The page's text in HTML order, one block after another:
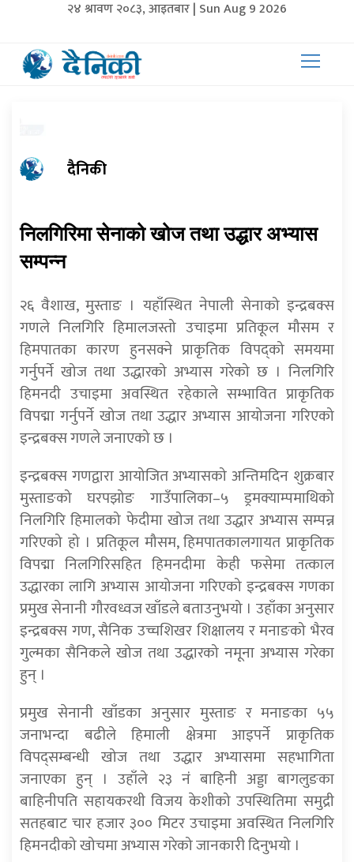
२४ श्रावण २०८३, आइतबार | Sun Aug 9 2026
दैनिकी
निलगिरिमा सेनाको खोज तथा उद्धार अभ्यास
सम्पन्न
२६ वैशाख, मुस्ताङ । यहाँस्थित नेपाली सेनाको इन्द्रबक्स
गणले निलगिरि हिमालजस्तो उचाइमा प्रतिकूल मौसम र
हिमपातका कारण हुनसक्ने प्राकृतिक विपद्को समयमा
गर्नुपर्ने खोज तथा उद्धारको अभ्यास गरेको छ । निलगिरि
हिमनदी उचाइमा अवस्थित रहेकाले सम्भावित प्राकृतिक
विपद्मा गर्नुपर्ने खोज तथा उद्धार अभ्यास आयोजना गरिएको
इन्द्रबक्स गणले जनाएको छ ।
इन्द्रबक्स गणद्वारा आयोजित अभ्यासको अन्तिमदिन शुक्रबार
मुस्ताङको घरपझोङ गाउँपालिका–५ ड्रमक्याम्पमाथिको
निलगिरि हिमालको फेदीमा खोज तथा उद्धार अभ्यास सम्पन्न
गरिएको हो । प्रतिकूल मौसम, हिमपातकालगायत प्राकृतिक
विपद्मा निलगिरिसहित हिमनदीमा केही फसेमा तत्काल
उद्धारका लागि अभ्यास आयोजना गरिएको इन्द्रबक्स गणका
प्रमुख सेनानी गौरवध्वज खाँडले बताउनुभयो । उहाँका अनुसार
इन्द्रबक्स गण, सैनिक उच्चशिखर शिक्षालय र मनाङको भैरव
गुल्मका सैनिकले खोज तथा उद्धारको नमूना अभ्यास गरेका
हुन् ।
प्रमुख सेनानी खाँडका अनुसार मुस्ताङ र मनाङका ५५
जनाभन्दा बढीले हिमाली क्षेत्रमा आइपर्ने प्राकृतिक
विपद्सम्बन्धी खोज तथा उद्धार अभ्यासमा सहभागिता
जनाएका हुन् । उहाँले २३ नंं बाहिनी अड्डा बागलुङका
बाहिनीपति सहायकरथी विजय केशीको उपस्थितिमा समुद्री
सतहबाट चार हजार ३०० मिटर उचाइमा अवस्थित निलगिरि
हिमनदीको खोचमा अभ्यास गरेको जानकारी दिनुभयो ।